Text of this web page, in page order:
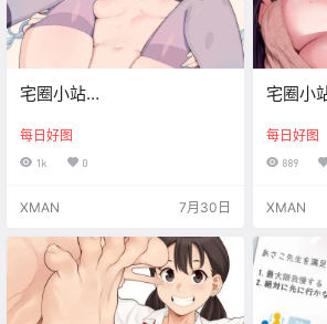
宅圈小站
每日好图
1k 0
XMAN 7月30日
宅圈小
每日好图
889
XMAN